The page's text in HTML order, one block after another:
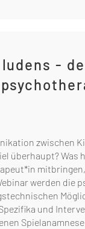
-
zwischen
überhaupt? Was
werden die
und